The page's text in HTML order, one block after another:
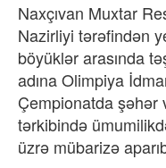
Naxçıvan Muxtar
Nazirliyi tərəfindən
böyüklər arasında
adına Olimpiya
Çempionatda şəhər
tərkibində
üzrə mübarizə